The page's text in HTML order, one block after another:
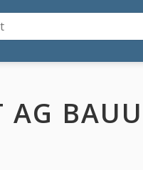
AG